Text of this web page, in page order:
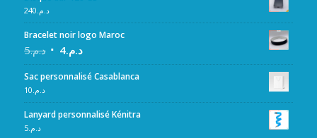
د.م.240
Bracelet noir logo Maroc
د.م.5 د.م.4
Sac personnalisé Casablanca
د.م.10
Lanyard personnalisé Kénitra
د.م.5